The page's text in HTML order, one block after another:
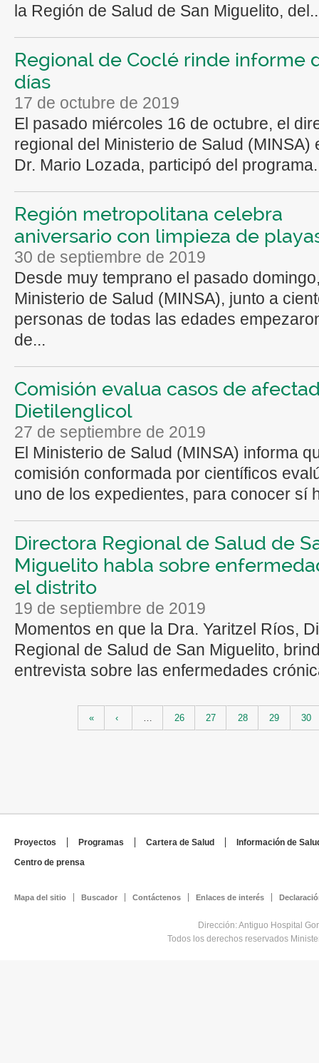
la Región de Salud de San Miguelito,
Regional de Coclé rinde informe
días
17 de octubre de 2019
El pasado miércoles 16 de octubre, el
regional del Ministerio de Salud (MINSA)
Dr. Mario Lozada, participó del
Región metropolitana celebra
aniversario con limpieza de
30 de septiembre de 2019
Desde muy temprano el pasado
Ministerio de Salud (MINSA), junto a
personas de todas las edades
de...
Comisión evalua casos de
Dietilenglicol
27 de septiembre de 2019
El Ministerio de Salud (MINSA) informa
comisión conformada por científicos
uno de los expedientes, para conocer sí
Directora Regional de Salud de
Miguelito habla sobre
el distrito
19 de septiembre de 2019
Momentos en que la Dra. Yaritzel Ríos,
Regional de Salud de San Miguelito,
entrevista sobre las enfermedades
« ‹ 26 27 28 29 30
Proyectos Programas Cartera de Salud
Información de
Centro de prensa
Mapa del sitio Buscador Contáctenos Enlaces de interés
Dirección: Antiguo Hospital
Todos los derechos reservados